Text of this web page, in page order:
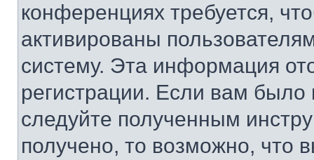
конференциях требуется,
активированы
систему. Эта информация
регистрации. Если вам
следуйте полученным
получено, то возможно, что